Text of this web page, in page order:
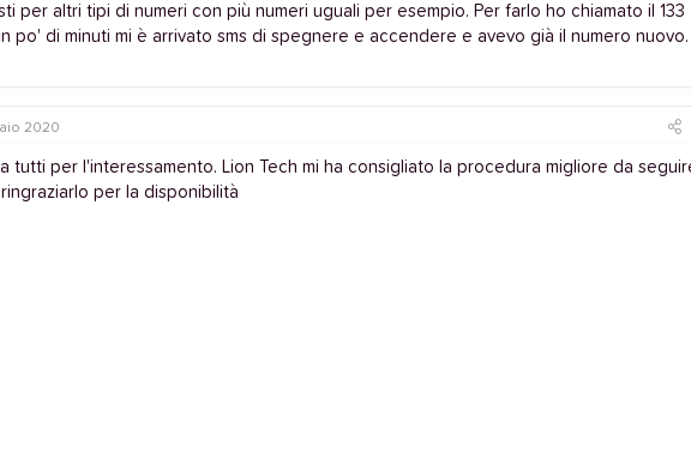
per altri tipi di numeri con più numeri uguali per esempio. Per farlo ho chiamato il 133
po' di minuti mi è arrivato sms di spegnere e accendere e avevo già il numero nuovo.
2020
tutti per l'interessamento. Lion Tech mi ha consigliato la procedura migliore da
per la disponibilità